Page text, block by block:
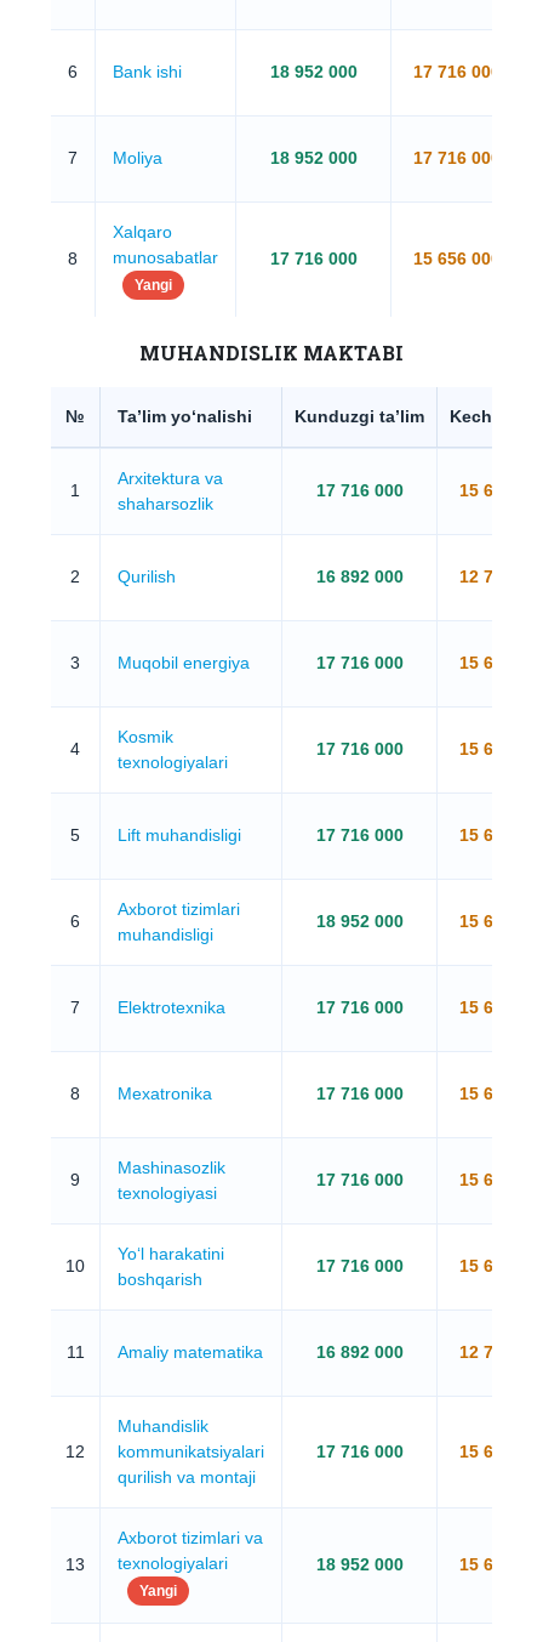
6 Bank ishi 18 952 000 17 716 000
7 Moliya 18 952 000 17 716 000
8
Xalqaro
munosabatlar
Yangi
17 716 000 15 656 000
MUHANDISLIK MAKTABI
№ Ta’lim yo‘nalishi Kunduzgi ta’lim Kechki
1
Arxitektura va
shaharsozlik
17 716 000 15 656
2 Qurilish 16 892 000 12 772
3 Muqobil energiya 17 716 000 15 656
4
Kosmik
texnologiyalari
17 716 000 15 656
5 Lift muhandisligi 17 716 000 15 656
6
Axborot tizimlari
muhandisligi
18 952 000 15 656
7 Elektrotexnika 17 716 000 15 656
8 Mexatronika 17 716 000 15 656
9
Mashinasozlik
texnologiyasi
17 716 000 15 656
10
Yo‘l harakatini
boshqarish
17 716 000 15 656
11 Amaliy matematika 16 892 000 12 772
12
Muhandislik
kommunikatsiyalari
qurilish va montaji
17 716 000 15 656
13
Axborot tizimlari va
texnologiyalari
Yangi
18 952 000 15 656